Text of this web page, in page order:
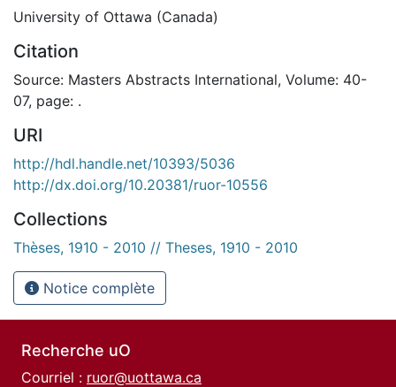
University of Ottawa (Canada)
Citation
Source: Masters Abstracts International, Volume: 40-
07, page: .
URI
http://hdl.handle.net/10393/5036
http://dx.doi.org/10.20381/ruor-10556
Collections
Thèses, 1910 - 2010 // Theses, 1910 - 2010
Notice complète
Recherche uO
Courriel : ruor@uottawa.ca